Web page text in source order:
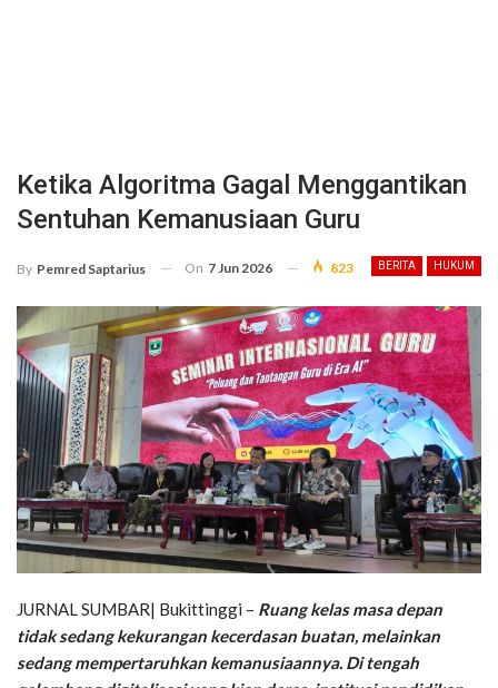
Ketika Algoritma Gagal Menggantikan
Sentuhan Kemanusiaan Guru
BERITA HUKUM
By Pemred Saptarius On 7 Jun 2026 823
JURNAL SUMBAR| Bukittinggi – Ruang kelas masa depan
tidak sedang kekurangan kecerdasan buatan, melainkan
sedang mempertaruhkan kemanusiaannya. Di tengah